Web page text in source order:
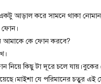
আড়াল করে সামনে থাকা
ফোন।
আমাকে কে ফোন করবে?
নিয়ে কিছু টা দূরে চলে
যে পরিমানের চতুর